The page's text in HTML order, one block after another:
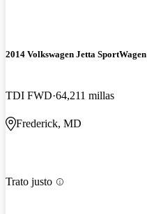
2014 Volkswagen Jetta SportWagen
TDI FWD 64,211 millas
Frederick, MD
Trato justo